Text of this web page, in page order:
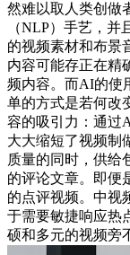
然难以取人类创做
（NLP）手艺，
的视频素材和布景
内容可能存正在精
频内容。而AI的使
单的方式是若何改
容的吸引力：通过
大大缩短了视频制
质量的同时，供给
的评论文章。即便
的点评视频。中视
于需要敏捷响应热
硕和多元的视频旁